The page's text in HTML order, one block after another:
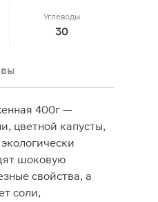
Углеводы
30
400г —
цветной капусты,
шоковую
свойства, а
соли,